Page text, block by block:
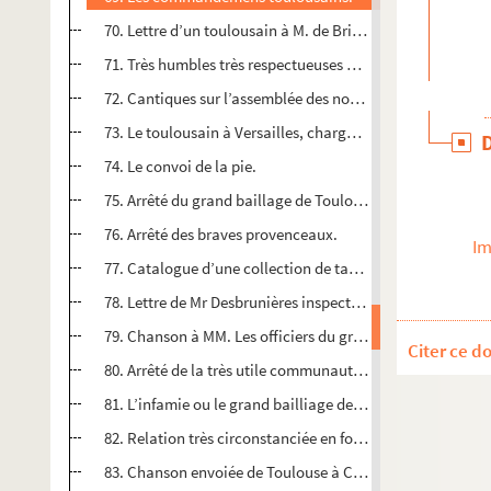
70. Lettre d’un toulousain à M. de Brien[n]e son ami,
71. Très humbles très respectueuses et très religieuses
72. Cantiques sur l’assemblée des notables. Air de St roch.
73. Le toulousain à Versailles, chargé de représanter au
74. Le convoi de la pie.
75. Arrêté du grand baillage de Toulouse du 27 juin 1788.
76. Arrêté des braves provenceaux.
77. Catalogue d’une collection de tableaux de différens
78. Lettre de Mr Desbrunières inspecteur de police, au Sr
79. Chanson à MM. Les officiers du grand baillage de
80. Arrêté de la très utile communauté de Mes savetiers
81. L’infamie ou le grand bailliage de Toulouse.
82. Relation très circonstanciée en forme de procès
83. Chanson envoiée de Toulouse à Carcassonne à Mr
Citer ce